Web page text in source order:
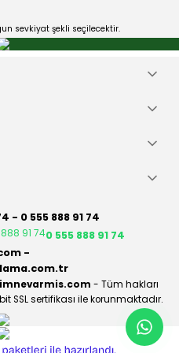
sevkiyat şekli seçilecektir.
- 0 555 888 91 74
91 740 555 888 91 74
-
- Tüm hakları
SSL sertifikası ile korunmaktadır.
e-